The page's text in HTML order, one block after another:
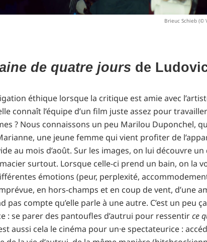
Brieuc Schieb (©
de quatre jours de
éthique lorsque la critique est amie avec
connaît l’équipe d’un film juste assez pour
? Nous connaissons un peu Marilou Duponchel,
une jeune femme qui vient profiter de
au mois d’août. Sur les images, on lui découvre
surtout. Lorsque celle-ci prend un bain, on la
émotions (peur, perplexité,
en hors-champs et en coup de vent, d’une
pas compte qu’elle parle à une autre. C’est un peu
: se parer des pantoufles d’autrui pour ressentirce
aussi cela le cinéma pour un·e spectateurice :